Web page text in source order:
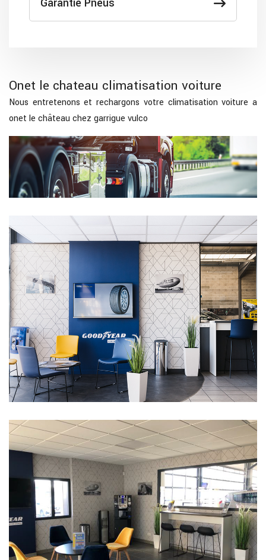
Onet le chateau climatisation voiture
Nous entretenons et rechargons votre climatisation voiture a
onet le château chez garrigue vulco